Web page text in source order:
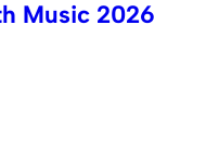
Music 2026